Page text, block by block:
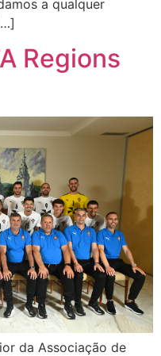
a qualquer
Regions
da Associação de